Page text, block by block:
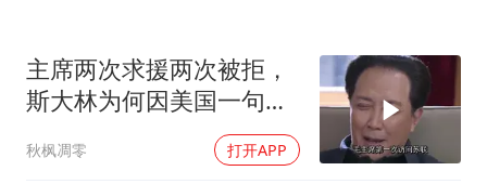
“开学三件套”全线暴涨
主席两次求援两次被拒，
斯大林为何因美国一句话
秋枫凋零 打开APP